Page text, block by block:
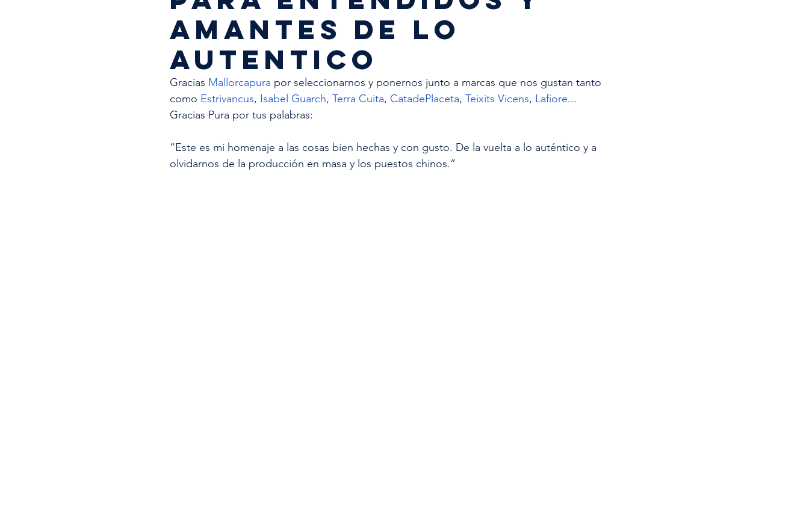
AMANTES DE LO
AUTENTICO
Gracias Mallorcapura por seleccionarnos y ponernos junto a marcas que nos gustan tanto
como Estrivancus, Isabel Guarch, Terra Cuita, CatadePlaceta, Teixits Vicens, Lafiore...
Gracias Pura por tus palabras:
“Este es mi homenaje a las cosas bien hechas y con gusto. De la vuelta a lo auténtico y a
olvidarnos de la producción en masa y los puestos chinos.”